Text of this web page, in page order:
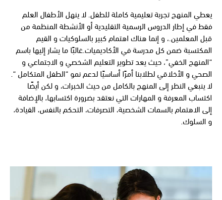
يعطي المنهج تجربة تعليمية كاملة للطفل. لا ينهل الأطفال العلم
فقط في إطار الدروس الرسمية التقليدية أو الأنشطة المنظمة من
قبل المعلمين.، و إنما هناك اهتمام كبير بالسلوكيات و القيم
المكتسبة ضمن كل مدرسة في الأكاديميات.غالبًا ما يشار إليها باسم
“المنهج الخفي”، حيث يعد تطوير التعليم الشخصي و الاجتماعي و
الصحي و الأخلاقي لطلابنا أمرًا أساسيًا لدعم نمو “الطفل المتكامل “.
لا ينبغي النظر إلى المنهج بالكامل من حيث الخبرات، و لكن أيضًا
اكتساب المعرفة و المهارات التي نعتقد بضرورة اكتسابها، بالإضافة
إلى الاهتمام بالسمات الشخصية، التصرفات، التحكم بالنفس، القيادة،
و السلوك.